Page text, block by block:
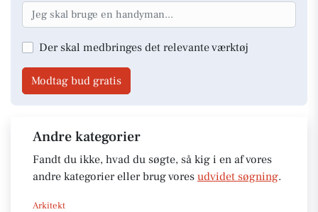
Der skal medbringes det relevante værktøj
Modtag bud gratis
Andre kategorier
Fandt du ikke, hvad du søgte, så kig i en af vores
andre kategorier eller brug vores udvidet søgning.
Arkitekt